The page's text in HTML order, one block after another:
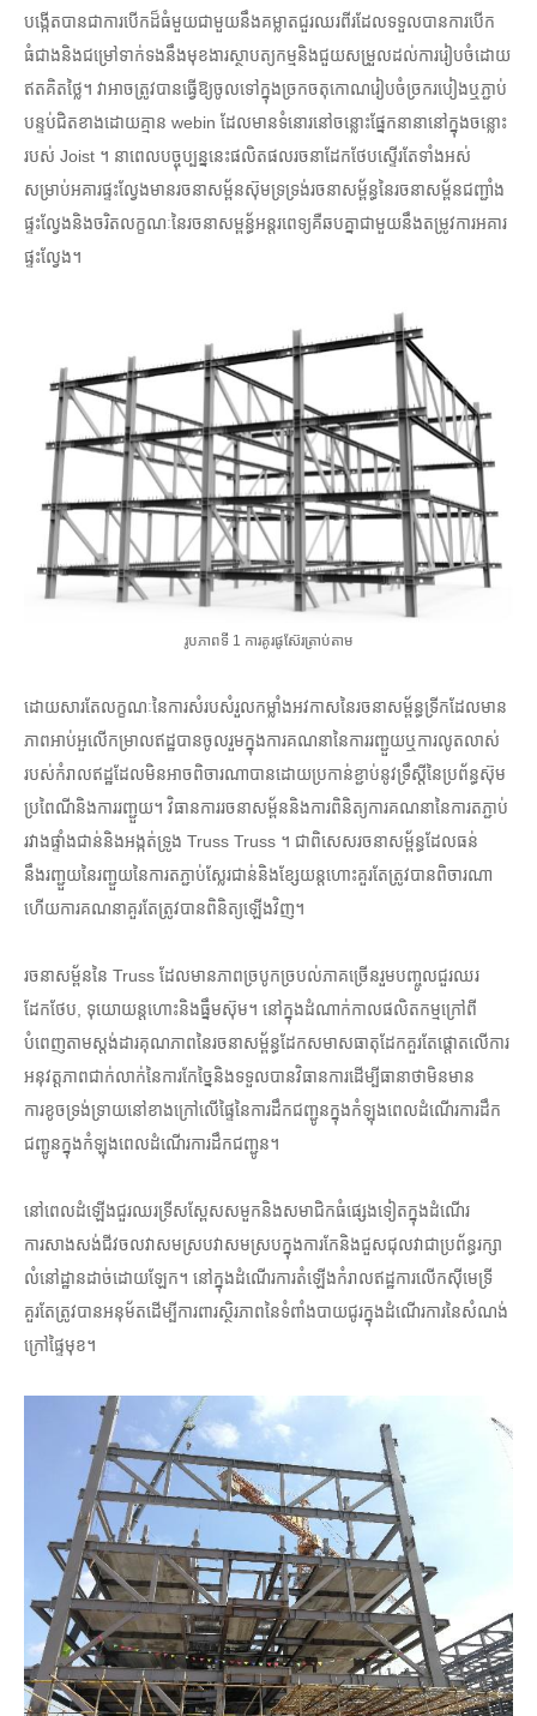
បង្កើតបានជាការបើកដ៏ធំមួយជាមួយនឹងគម្លាតជួរឈរពីរដែលទទួលបានការបើក
ធំជាងនិងជម្រៅទាក់ទងនឹងមុខងារស្ថាបត្យកម្មនិងជួយសម្រួលដល់ការរៀបចំដោយ
ឥតគិតថ្លៃ។ វាអាចត្រូវបានធ្វើឱ្យចូលទៅក្នុងច្រកចតុកោណរៀបចំច្រករបៀងឬភ្ជាប់
បន្ទប់ជិតខាងដោយគ្មាន webin ដែលមានទំនោរនៅចន្លោះផ្នែកនានានៅក្នុងចន្លោះ
របស់ Joist ។ នាពេលបច្ចុប្បន្ននេះផលិតផលរចនាដែកថែបស្ទើរតែទាំងអស់
សម្រាប់អគារផ្ទះល្វែងមានរចនាសម្ព័នស៊ុមទ្រទ្រង់រចនាសម្ព័ន្ធនៃរចនាសម្ព័នជញ្ជាំង
ផ្ទះល្វែងនិងចរិតលក្ខណៈនៃរចនាសម្ពន្ធ័អន្តរពេទ្យគឺឆបគ្នាជាមួយនឹងតម្រូវការអគារ
ផ្ទះល្វែង។
រូបភាពទី 1 ការគូរផូស៊ែរត្រាប់តាម
ដោយសារតែលក្ខណៈនៃការសំរបសំរួលកម្លាំងអវកាសនៃរចនាសម្ព័ន្ធទ្រីកដែលមាន
ភាពអាប់អួលើកម្រាលឥដ្ឋបានចូលរួមក្នុងការគណនានៃការរញ្ជួយឬការលូតលាស់
របស់កំរាលឥដ្ឋដែលមិនអាចពិចារណាបានដោយប្រកាន់ខ្ជាប់នូវទ្រឹស្តីនៃប្រព័ន្ធស៊ុម
ប្រពៃណីនិងការរញ្ជួយ។ វិធានការរចនាសម្ព័ននិងការពិនិត្យការគណនានៃការតភ្ជាប់
រវាងផ្ទាំងជាន់និងអង្កត់ទ្រូង Truss Truss ។ ជាពិសេសរចនាសម្ព័ន្ធដែលធន់
នឹងរញ្ជួយនៃរញ្ជួយនៃការតភ្ជាប់ស្លែរជាន់និងខ្សែយន្តហោះគួរតែត្រូវបានពិចារណា
ហើយការគណនាគួរតែត្រូវបានពិនិត្យឡើងវិញ។
រចនាសម្ព័ននៃ Truss ដែលមានភាពច្របូកច្របល់ភាគច្រើនរួមបញ្ចូលជួរឈរ
ដែកថែប, ទុយោយន្ដហោះនិងធ្នឹមស៊ុម។ នៅក្នុងដំណាក់កាលផលិតកម្មក្រៅពី
បំពេញតាមស្តង់ដារគុណភាពនៃរចនាសម្ព័ន្ធដែកសមាសធាតុដែកគួរតែផ្តោតលើការ
អនុវត្តភាពជាក់លាក់នៃការកែច្នៃនិងទទួលបានវិធានការដើម្បីធានាថាមិនមាន
ការខូចទ្រង់ទ្រាយនៅខាងក្រៅលើផ្ទៃនៃការដឹកជញ្ជូនក្នុងកំឡុងពេលដំណើរការដឹក
ជញ្ជូនក្នុងកំឡុងពេលដំណើរការដឹកជញ្ជូន។
នៅពេលដំឡើងជួរឈរទ្រីសស្ពែសសមួកនិងសមាជិកធំផ្សេងទៀតក្នុងដំណើរ
ការសាងសង់ជីវចលវាសមស្របវាសមស្របក្នុងការកែនិងជួសជុលវាជាប្រព័ន្ធរក្សា
លំនៅដ្ឋានដាច់ដោយឡែក។ នៅក្នុងដំណើរការតំឡើងកំរាលឥដ្ឋការលើកស៊ីមេទ្រី
គួរតែត្រូវបានអនុម័តដើម្បីការពារស្ថិរភាពនៃទំពាំងបាយជូរក្នុងដំណើរការនៃសំណង់
ក្រៅផ្ទៃមុខ។